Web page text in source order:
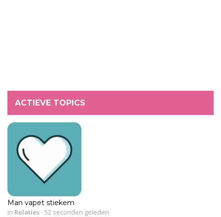
ACTIEVE TOPICS
Man vapet stiekem
in Relaties-52 seconden geleden